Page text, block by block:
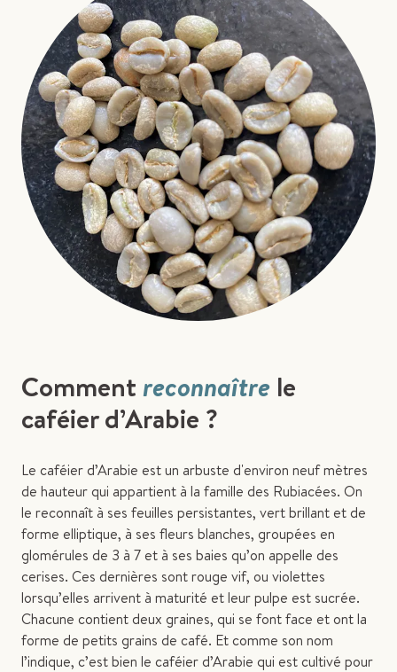
Commentreconnaître le
caféier d’Arabie ?
Le caféier d’Arabie est un arbuste d'environ neuf mètres
de hauteur qui appartient à la famille des Rubiacées. On
le reconnaît à ses feuilles persistantes, vert brillant et de
forme elliptique, à ses fleurs blanches, groupées en
glomérules de 3 à 7 et à ses baies qu’on appelle des
cerises. Ces dernières sont rouge vif, ou violettes
lorsqu’elles arrivent à maturité et leur pulpe est sucrée.
Chacune contient deux graines, qui se font face et ont la
forme de petits grains de café. Et comme son nom
l’indique, c’est bien le caféier d’Arabie qui est cultivé pour